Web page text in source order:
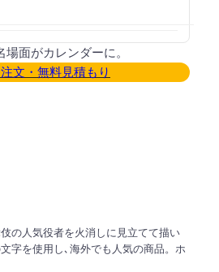
面がカレンダーに。
文・無料見積もり
の人気役者を火消しに見立てて描い
字を使用し､海外でも人気の商品。ホ